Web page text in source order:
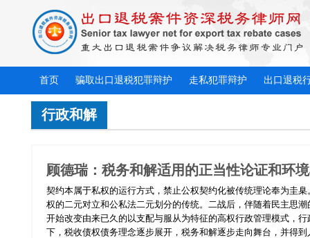
首页 骗取出口退税犯罪辩护 走私犯罪辩护 出口退税
行政和解
顾德瑞：税务和解适用的正当性论证和环
契约本属于私权的运行方式，禁止公权契约化被传统理论奉为圭
权的二元对立和公私法二元划分的传统。二战后，伴随着民主思
开始改变由来已久的以支配与服从为特征的高权行政管理模式，
下，税收债权债务理念逐步展开，税务和解逐步走向舞台，并得到